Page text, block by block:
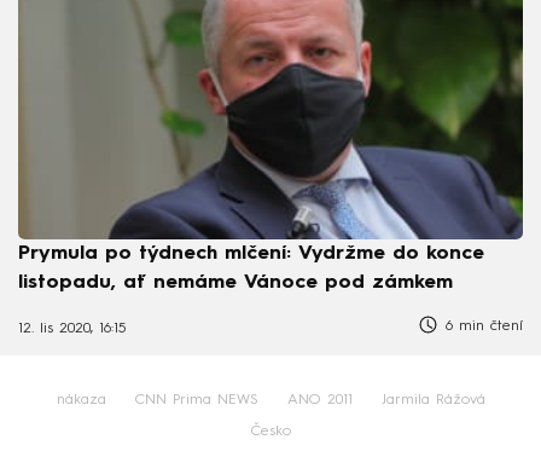
Prymula po týdnech mlčení: Vydržme do konce
listopadu, ať nemáme Vánoce pod zámkem
12. lis 2020, 16:15 6 min čtení
nákaza CNN Prima NEWS ANO 2011 Jarmila Rážová
Česko